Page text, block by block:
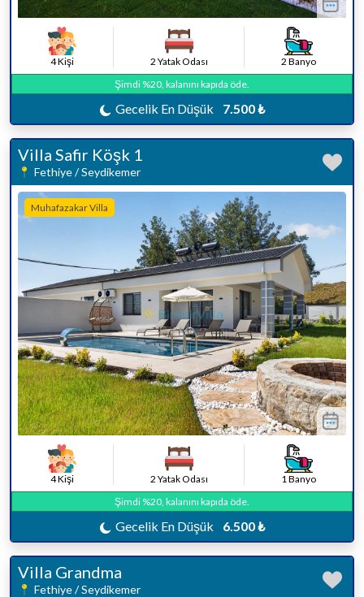
4 Kişi 2 Yatak Odası
2 Banyo
Şimdi %20, kalanını kapıda öde.
Gecelik En Düşük 7.500 ₺
Villa Safir Köşk 1
Fethiye / Seydikemer
Muhafazakar Villa
4 Kişi 2 Yatak Odası
1 Banyo
Şimdi %20, kalanını kapıda öde.
Gecelik En Düşük 6.500 ₺
Villa Grandma
Fethiye / Seydikemer